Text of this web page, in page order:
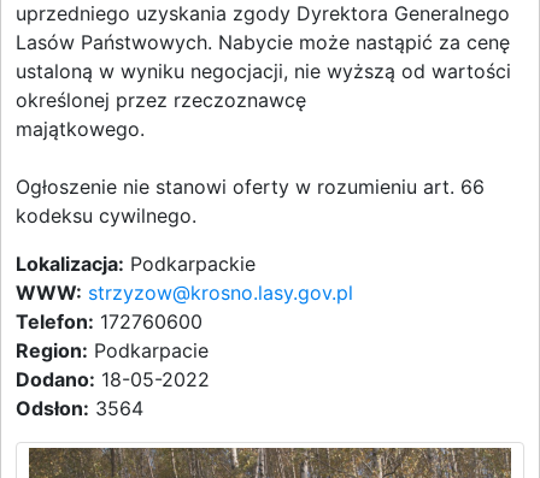
uprzedniego uzyskania zgody Dyrektora Generalnego
Lasów Państwowych. Nabycie może nastąpić za cenę
ustaloną w wyniku negocjacji, nie wyższą od wartości
określonej przez rzeczoznawcę
majątkowego.
Ogłoszenie nie stanowi oferty w rozumieniu art. 66
kodeksu cywilnego.
Lokalizacja: Podkarpackie
WWW: strzyzow@krosno.lasy.gov.pl
Telefon: 172760600
Region: Podkarpacie
Dodano: 18-05-2022
Odsłon: 3564